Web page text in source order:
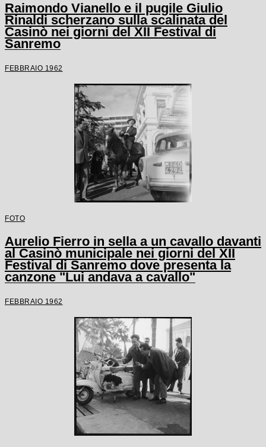
Raimondo Vianello e il pugile Giulio
Rinaldi scherzano sulla scalinata del
Casinò nei giorni del XII Festival di
Sanremo
FEBBRAIO 1962
FOTO
Aurelio Fierro in sella a un cavallo davanti
al Casinò municipale nei giorni del XII
Festival di Sanremo dove presenta la
canzone "Lui andava a cavallo"
FEBBRAIO 1962